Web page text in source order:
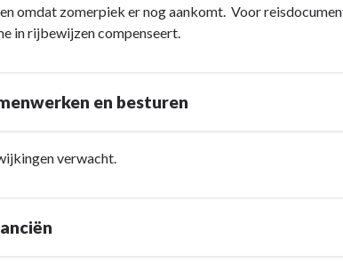
omdat zomerpiek er nog aankomt. Voor
in rijbewijzen compenseert.
en besturen
verwacht.